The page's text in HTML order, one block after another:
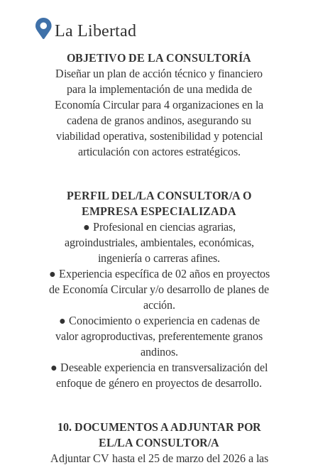
CIRCULAR PARA LA
CADENA
PRODUCTIVA DE
GRANOS ANDINOS"
La Libertad
OBJETIVO DE LA CONSULTORÍA
Diseñar un plan de acción técnico y financiero
para la implementación de una medida de
Economía Circular para 4 organizaciones en la
cadena de granos andinos, asegurando su
viabilidad operativa, sostenibilidad y potencial
articulación con actores estratégicos.
PERFIL DEL/LA CONSULTOR/A O
EMPRESA ESPECIALIZADA
● Profesional en ciencias agrarias,
agroindustriales, ambientales, económicas,
ingeniería o carreras afines.
● Experiencia específica de 02 años en proyectos
de Economía Circular y/o desarrollo de planes de
acción.
● Conocimiento o experiencia en cadenas de
valor agroproductivas, preferentemente granos
andinos.
● Deseable experiencia en transversalización del
enfoque de género en proyectos de desarrollo.
10. DOCUMENTOS A ADJUNTAR POR
EL/LA CONSULTOR/A
Adjuntar CV hasta el 25 de marzo del 2026 a las